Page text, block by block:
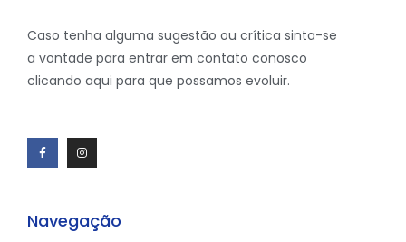
Caso tenha alguma sugestão ou crítica sinta-se
a vontade para entrar em contato conosco
clicando aqui para que possamos evoluir.
Navegação